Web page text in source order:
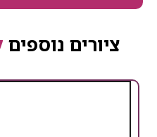
ציורים נוספים